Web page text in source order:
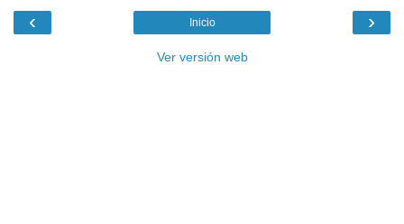
‹ ›
Inicio
Ver versión web